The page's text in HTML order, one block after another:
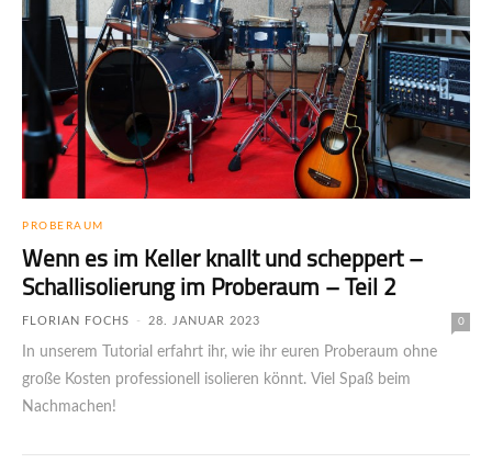
PROBERAUM
Wenn es im Keller knallt und scheppert –
Schallisolierung im Proberaum – Teil 2
FLORIAN FOCHS - 28. JANUAR 2023 0
In unserem Tutorial erfahrt ihr, wie ihr euren Proberaum ohne
große Kosten professionell isolieren könnt. Viel Spaß beim
Nachmachen!